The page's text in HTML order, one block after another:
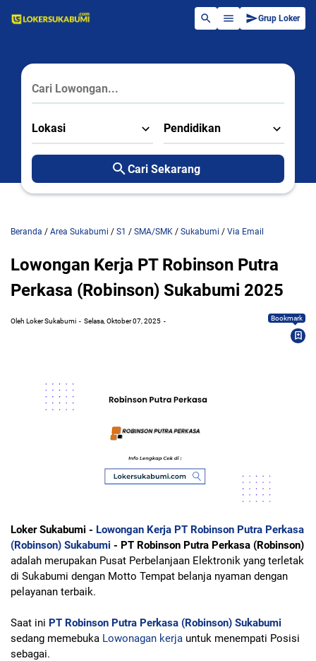
Grup Loker
Lokasi Pendidikan
Cari Sekarang
Beranda / Area Sukabumi / S1 / SMA/SMK / Sukabumi / Via Email
Lowongan Kerja PT Robinson Putra
Perkasa (Robinson) Sukabumi 2025
Oleh Loker Sukabumi Selasa, Oktober 07, 2025 Bookmark
Loker Sukabumi - Lowongan Kerja PT Robinson Putra Perkasa
(Robinson) Sukabumi - PT Robinson Putra Perkasa (Robinson)
adalah merupakan Pusat Perbelanjaan Elektronik yang terletak
di Sukabumi dengan Motto Tempat belanja nyaman dengan
pelayanan terbaik.
Saat ini PT Robinson Putra Perkasa (Robinson) Sukabumi
sedang memebuka Lowonagan kerja untuk menempati Posisi
sebagai.